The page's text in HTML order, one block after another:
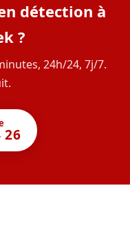
détection à
?
24h/24, 7j/7.
26